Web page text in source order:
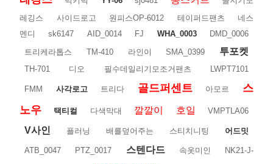
레깅스
사이드로고 원피스OP-6012 테이퍼드팬츠
네스
멘디
sk6147 AID_0014 FJ WHA_0003
DMD_0006
트리케라톱스
TM-410 라인이 SMA_0399 투포켓
TH-701 디오 필수데일리기모조거팬츠 LWPT7101
FMM 사각로고 트리다 골드퍼센트 아모르
스
노우
택티컬 다색막대 깔깔이 호일 VMPTLA06
V사인 플러닝 배를덮어주는 스티치니팅 어드밋
ATB_0047 PTZ_0017 스텐다드 속옷미인 NK21-J-